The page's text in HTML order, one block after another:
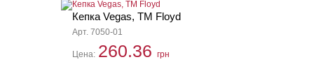
Кепка Vegas, ТМ Floyd
Арт. 7050-01
Цена: 260.36 грн